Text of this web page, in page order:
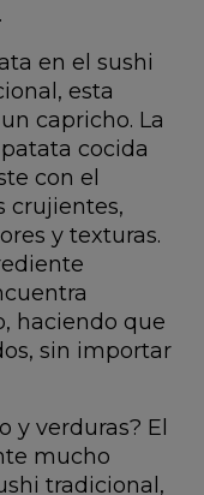
en el sushi
esta
capricho. La
cocida
con el
crujientes,
y texturas.
haciendo que
sin importar
y verduras? El
mucho
tradicional,